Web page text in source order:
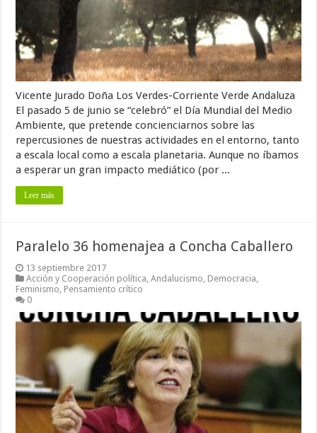
Vicente Jurado Doña Los Verdes-Corriente Verde Andaluza
El pasado 5 de junio se “celebró” el Día Mundial del Medio
Ambiente, que pretende concienciarnos sobre las
repercusiones de nuestras actividades en el entorno, tanto
a escala local como a escala planetaria. Aunque no íbamos
a esperar un gran impacto mediático (por ...
Leer más
Paralelo 36 homenajea a Concha Caballero
13 septiembre 2017
Acción y Cooperación política ,Andalucismo Democracia
Feminismo Pensamiento crítico
0